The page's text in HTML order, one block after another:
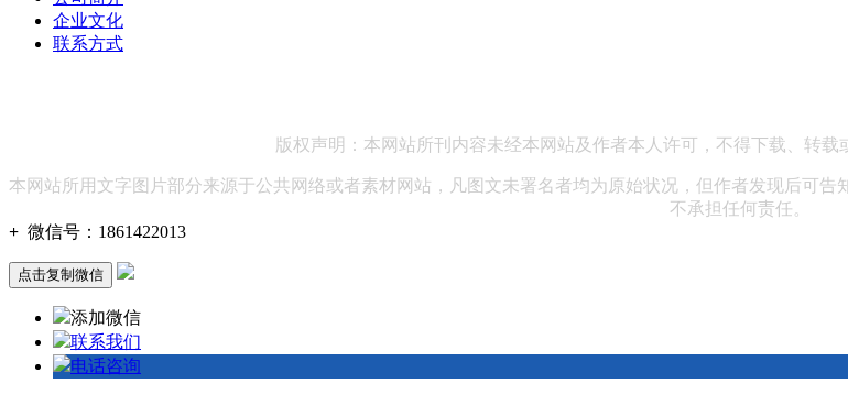
企业文化
联系方式
版权声明：本网站所刊内容未经本网站及作者本人许可，不得下载、转载
本网站所用文字图片部分来源于公共网络或者素材网站，凡图文未署名者均为原始状况，但作者发现后可
不承担任何责任。
+ 微信号： 1861422013
点击复制微信
添加微信
联系我们
电话咨询